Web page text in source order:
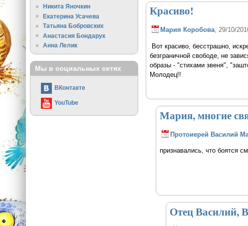
Красиво!
Мария Коробова, 29/10/
Вот красиво, бесстрашно,
безграничной свободе, не
образы - "стихами звеня",
Молодец!!
Мария, многие
Протоиерей Василий
признавались, что боятся
Отец Василий,
Никита Яночкин
Екатерина Усачева
Татьяна Бобровских
Анастасия Бондарук
Анна Лелик
Мы в социальных сетях
ВКонтакте
YouTube